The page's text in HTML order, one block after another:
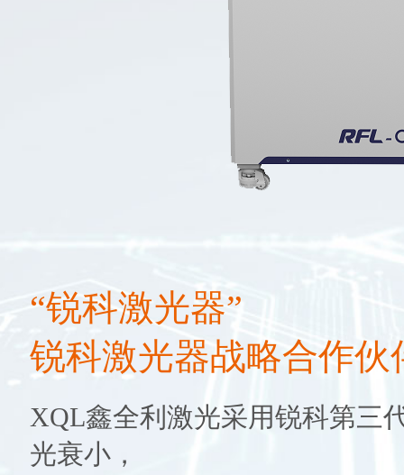
“锐科激光器”
锐科激光器战略合作伙
XQL鑫全利激光采用锐科第三
光衰小，